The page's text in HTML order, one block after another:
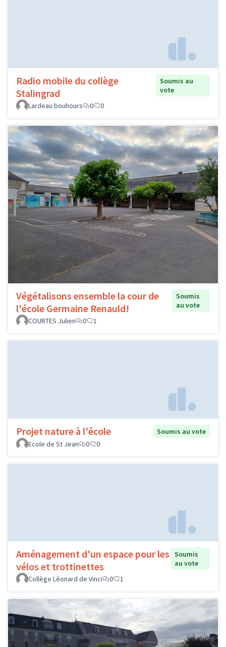
Radio mobile du collège
Stalingrad
Soumis au
vote
Lardeau bouhours
0 0
Végétalisons ensemble la cour de
l'école Germaine Renauld!
Soumis
au vote
COURTES Julien
0 1
Projet nature à l'école
Soumis au vote
Ecole de St Jean
0 0
Aménagement d'un espace pour les
vélos et trottinettes
Soumis
au vote
Collège Léonard de Vinci
0 1